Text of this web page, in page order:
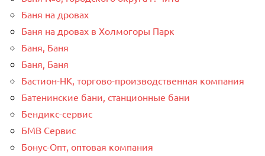
Баня на дровах
Баня на дровах в Холмогоры Парк
Баня, Баня
Баня, Баня
Бастион-НК, торгово-производственная компания
Батенинские бани, станционные бани
Бендикс-сервис
БМВ Сервис
Бонус-Опт, оптовая компания